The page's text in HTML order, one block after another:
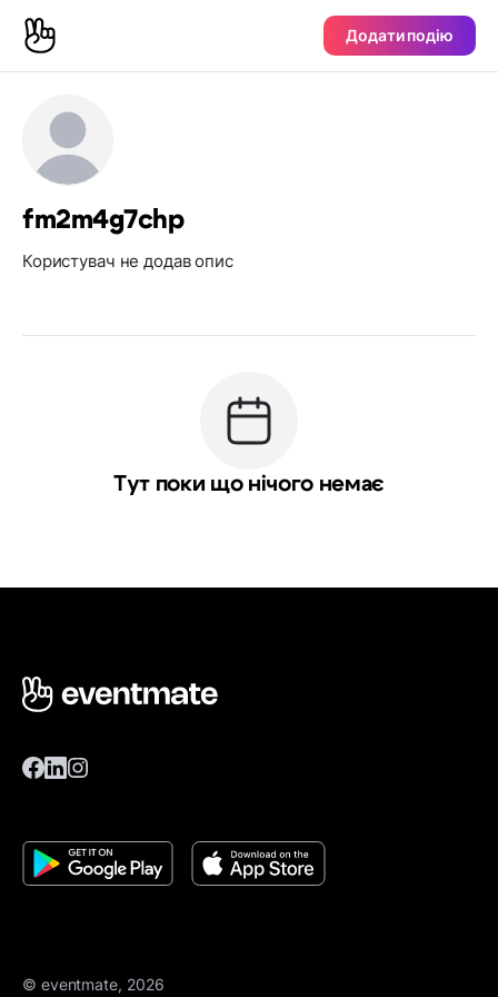
Додати подію
fm2m4g7chp
Користувач не додав опис
Тут поки що нічого немає
© eventmate, 2026